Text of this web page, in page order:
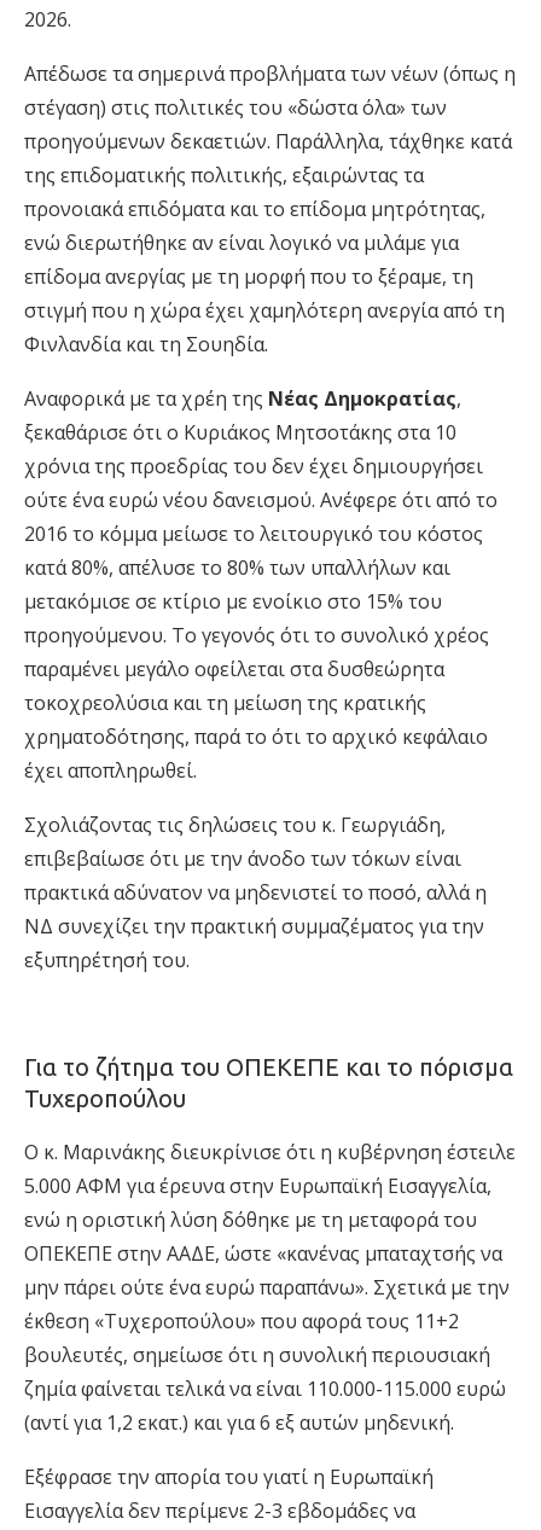
2026.
Απέδωσε τα σημερινά προβλήματα των νέων (όπως η
στέγαση) στις πολιτικές του «δώστα όλα» των
προηγούμενων δεκαετιών. Παράλληλα, τάχθηκε κατά
της επιδοματικής πολιτικής, εξαιρώντας τα
προνοιακά επιδόματα και το επίδομα μητρότητας,
ενώ διερωτήθηκε αν είναι λογικό να μιλάμε για
επίδομα ανεργίας με τη μορφή που το ξέραμε, τη
στιγμή που η χώρα έχει χαμηλότερη ανεργία από τη
Φινλανδία και τη Σουηδία.
Αναφορικά με τα χρέη της Νέας Δημοκρατίας,
ξεκαθάρισε ότι ο Κυριάκος Μητσοτάκης στα 10
χρόνια της προεδρίας του δεν έχει δημιουργήσει
ούτε ένα ευρώ νέου δανεισμού. Ανέφερε ότι από το
2016 το κόμμα μείωσε το λειτουργικό του κόστος
κατά 80%, απέλυσε το 80% των υπαλλήλων και
μετακόμισε σε κτίριο με ενοίκιο στο 15% του
προηγούμενου. Το γεγονός ότι το συνολικό χρέος
παραμένει μεγάλο οφείλεται στα δυσθεώρητα
τοκοχρεολύσια και τη μείωση της κρατικής
χρηματοδότησης, παρά το ότι το αρχικό κεφάλαιο
έχει αποπληρωθεί.
Σχολιάζοντας τις δηλώσεις του κ. Γεωργιάδη,
επιβεβαίωσε ότι με την άνοδο των τόκων είναι
πρακτικά αδύνατον να μηδενιστεί το ποσό, αλλά η
ΝΔ συνεχίζει την πρακτική συμμαζέματος για την
εξυπηρέτησή του.
Για το ζήτημα του ΟΠΕΚΕΠΕ και το πόρισμα
Τυχεροπούλου
Ο κ. Μαρινάκης διευκρίνισε ότι η κυβέρνηση έστειλε
5.000 ΑΦΜ για έρευνα στην Ευρωπαϊκή Εισαγγελία,
ενώ η οριστική λύση δόθηκε με τη μεταφορά του
ΟΠΕΚΕΠΕ στην ΑΑΔΕ, ώστε «κανένας μπαταχτσής να
μην πάρει ούτε ένα ευρώ παραπάνω». Σχετικά με την
έκθεση «Τυχεροπούλου» που αφορά τους 11+2
βουλευτές, σημείωσε ότι η συνολική περιουσιακή
ζημία φαίνεται τελικά να είναι 110.000-115.000 ευρώ
(αντί για 1,2 εκατ.) και για 6 εξ αυτών μηδενική.
Εξέφρασε την απορία του γιατί η Ευρωπαϊκή
Εισαγγελία δεν περίμενε 2-3 εβδομάδες να